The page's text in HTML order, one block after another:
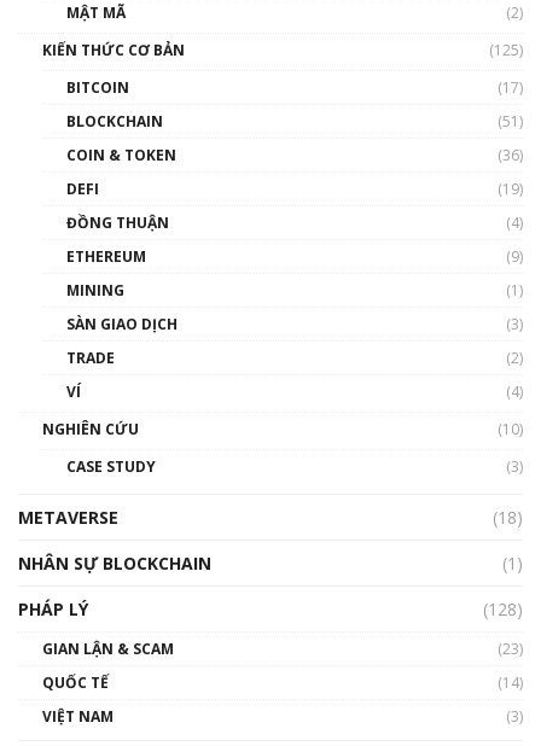
00:43:47
như thể nào?
00:39:31
Phổ cập Blockchain
thống & Crypto qua các cuộc chiến | Phổ cập
01:32:59
gió ấm
MẬT MÃ
(2)
KIẾN THỨC CƠ BẢN
(125)
BITCOIN
(17)
BLOCKCHAIN
(51)
COIN & TOKEN
(36)
DEFI
(19)
ĐỒNG THUẬN
(4)
ETHEREUM
(9)
MINING
(1)
SÀN GIAO DỊCH
(3)
TRADE
(2)
VÍ
(4)
NGHIÊN CỨU
(10)
CASE STUDY
(3)
METAVERSE
(18)
NHÂN SỰ BLOCKCHAIN
(1)
PHÁP LÝ
(128)
GIAN LẬN & SCAM
(23)
QUỐC TẾ
(14)
VIỆT NAM
(3)